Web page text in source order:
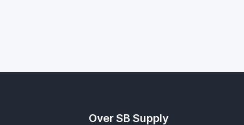
Over SB Supply